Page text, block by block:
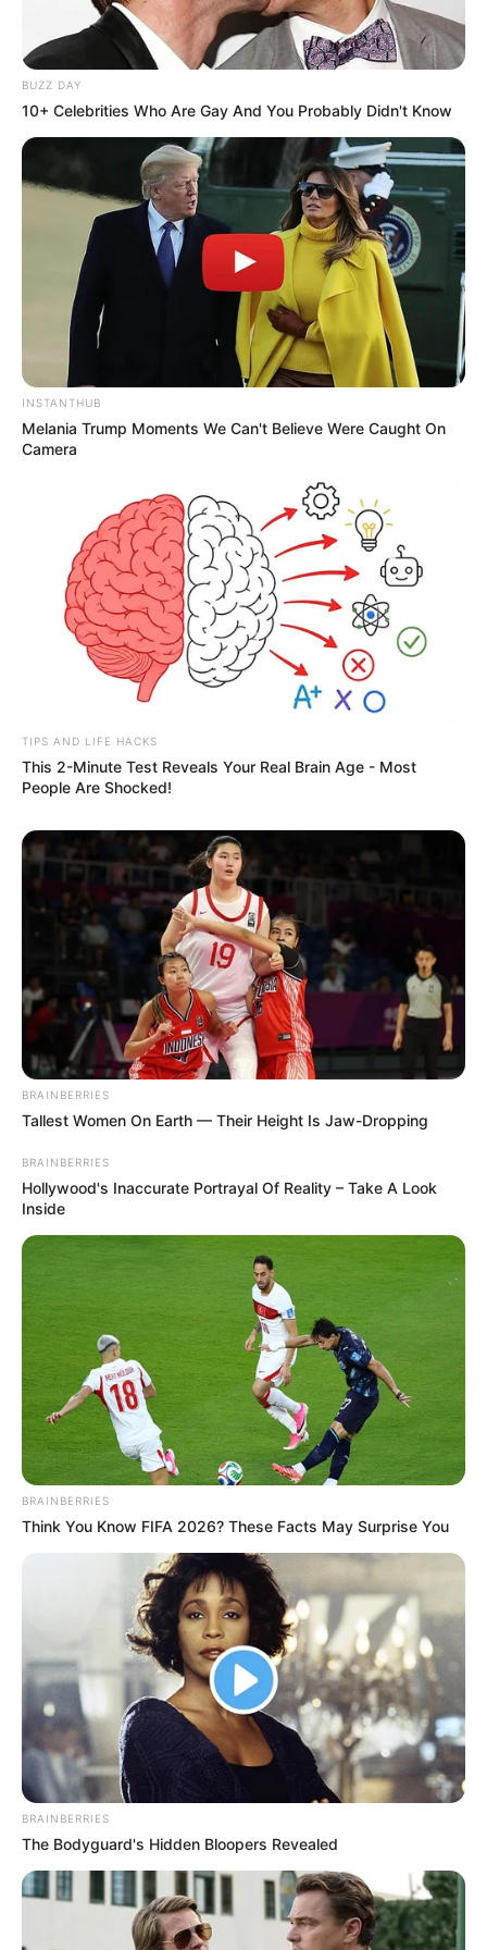
FAÇA O SEU COMENTÁRIO AQUI!
FALE CONOSCO
Mensagem
BUSCAR
DESTAQUES
FACEBOOK
DESTAQUES DA SEMANA
passo a passo para conseguir o benefício.
Agente de Saúde é indiciada por falsificar
visitas que nunca aconteceram.
Câmara dos Deputados: anuênios, triênios,
quinquênios, sexta-parte e licenças-prêmio
entram no debate.
O que é que os diretores da CONACS foram
fazer na Argentina, durante mobilização em
Brasília?
Modelo para os Agentes de Saúde:
se posicionou sobre redução da jornada de
40 para 30 horas.
DESTAQUES DO MÊS
Prefeitura realiza a maior entrega de
motocicletas aos Agentes de Saúde da
história...
Terceiro lote da restituição do IR paga R$
contribuintes.
Motos e bicicletas para ACS e ACE: veja o
passo a passo para conseguir o benefício.
Agente de Saúde é indiciada por falsificar
visitas que nunca aconteceram.
Mais de 300 ACS e ACE recebem bicicletas
elétricas, barcos, celulares e aplicativo...
PEC 14 avança no Senado e cumpre
sessões de discussão; Aposentadoria
Especial...
BUZZ DAY
10+ Celebrities Who Are Gay And You Probably Didn't Know
INSTANTHUB
Melania Trump Moments We Can't Believe Were Caught On
Camera
TIPS AND LIFE HACKS
This 2-Minute Test Reveals Your Real Brain Age - Most
People Are Shocked!
BRAINBERRIES
Tallest Women On Earth — Their Height Is Jaw-Dropping
BRAINBERRIES
Hollywood's Inaccurate Portrayal Of Reality – Take A Look
Inside
BRAINBERRIES
Think You Know FIFA 2026? These Facts May Surprise You
BRAINBERRIES
The Bodyguard's Hidden Bloopers Revealed